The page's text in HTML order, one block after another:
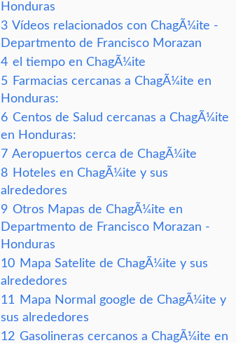
Honduras
3 Vídeos relacionados con ChagÃ¼ite -
Departmento de Francisco Morazan
4 el tiempo en ChagÃ¼ite
5 Farmacias cercanas a ChagÃ¼ite en
Honduras:
6 Centos de Salud cercanas a ChagÃ¼ite
en Honduras:
7 Aeropuertos cerca de ChagÃ¼ite
8 Hoteles en ChagÃ¼ite y sus
alrededores
9 Otros Mapas de ChagÃ¼ite en
Departmento de Francisco Morazan -
Honduras
10 Mapa Satelite de ChagÃ¼ite y sus
alrededores
11
Mapa Normal google de ChagÃ¼ite y
sus alrededores
12 Gasolineras cercanos a ChagÃ¼ite en